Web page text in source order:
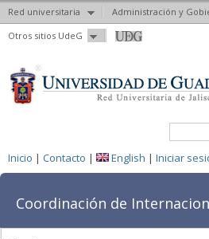
Red universitaria
Administración y
Otros sitios UdeG
Pasar al
contenido
Formulario de Buscar
Inicio | Contacto | English | Iniciar
Coordinación de